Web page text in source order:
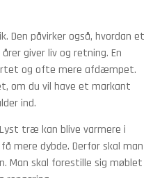
Den påvirker også, hvordan et
giver liv og retning. En
og ofte mere afdæmpet.
om du vil have et markant
ind.
træ kan blive varmere i
mere dybde. Derfor skal man
Man skal forestille sig møblet